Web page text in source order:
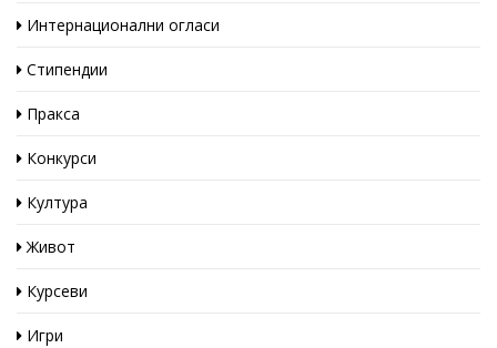
Интернационални огласи
Стипендии
Пракса
Конкурси
Култура
Живот
Курсеви
Игри